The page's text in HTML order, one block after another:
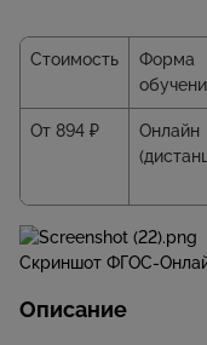
Стоимость
Форма
От 894 ₽
Онлайн
Скриншот ФГОС-
Описание